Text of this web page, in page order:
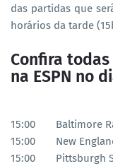
das partidas que
horários da tarde
Confira
na ESPN no
15:00
Baltimore
15:00
New
15:00
Pittsburgh